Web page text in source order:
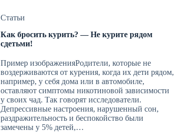
Статьи
Как бросить курить? — Не курите рядом
сдетьми!
Пример изображенияРодители, которые не
воздерживаются от курения, когда их дети рядом,
например, у себя дома или в автомобиле,
оставляют симптомы никотиновой зависимости
у своих чад. Так говорят исследователи.
Депрессивные настроения, нарушенный сон,
раздражительность и беспокойство были
замечены у 5% детей,…